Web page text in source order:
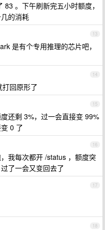
。下午刷新完五小时额度，
的消耗
13
是有个专用推理的芯片吧，
14
回原形了
15
还剩 3%，过一会直接变 99%
0 了
16
我每次都开 /status ，额度突
了一会又变回去了
17
18